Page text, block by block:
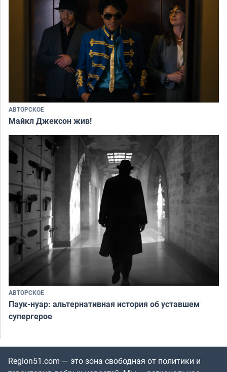
АВТОРСКОЕ
Майкл Джексон жив!
АВТОРСКОЕ
Паук-нуар: альтернативная история об уставшем
супергерое
Region51.com — это зона свободная от политики и